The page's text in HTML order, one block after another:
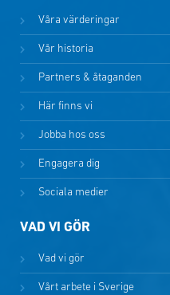
Våra värderingar
Vår historia
Partners & åtaganden
Här finns vi
Jobba hos oss
Engagera dig
Sociala medier
VAD VI GÖR
Vad vi gör
Vårt arbete i Sverige